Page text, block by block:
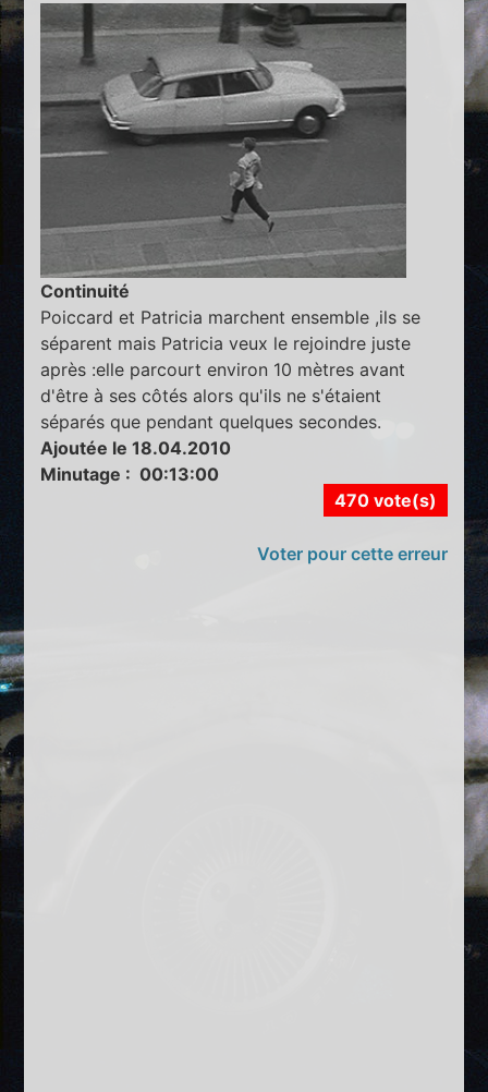
Continuité
Poiccard et Patricia marchent ensemble ,ils se
séparent mais Patricia veux le rejoindre juste
après :elle parcourt environ 10 mètres avant
d'être à ses côtés alors qu'ils ne s'étaient
séparés que pendant quelques secondes.
Ajoutée le 18.04.2010
Minutage : 00:13:00
470 vote(s)
Voter pour cette erreur